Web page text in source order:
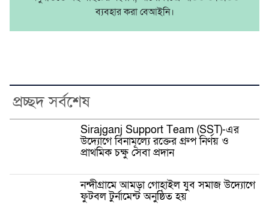
ব্যবহার করা বেআইনি।
প্রচ্ছদ সর্বশেষ
Sirajganj Support Team (SST)-এর
উদ্যোগে বিনামূল্যে রক্তের গ্রুপ নির্ণয় ও
প্রাথমিক চক্ষু সেবা প্রদান
নন্দীগ্রামে আমড়া গোহাইল যুব সমাজ উদ্যোগে
ফুটবল টুর্নামেন্ট অনুষ্ঠিত হয়